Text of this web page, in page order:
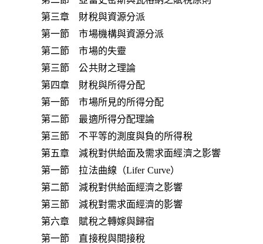
第三章 財稅與資源分派
第一節 市場機構與資源分派
第二節 市場的失靈
第三節 公共財之理論
第四章 財稅與所得分配
第一節 市場所見的所得分配
第二節 最適所得分配理論
第三節 不平等的測度與負的所得稅
第五章 減稅對供給面及需求面經濟之影響
第一節 拉法曲線（Lifer Curve）
第二節 減稅對供給面經濟之影響
第三節 減稅對需求面經濟的影響
第六章 賦稅之轉嫁與歸宿
第一節 直接稅與間接稅